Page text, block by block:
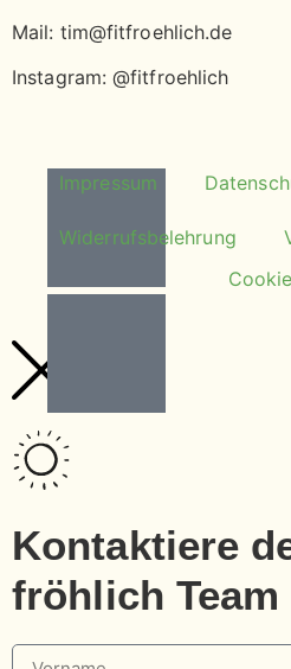
Mail: tim@fitfroehlich.de
Instagram: @fitfroehlich
Impressum
Widerrufsbelehrung
Kontaktiere
fröhlich Team